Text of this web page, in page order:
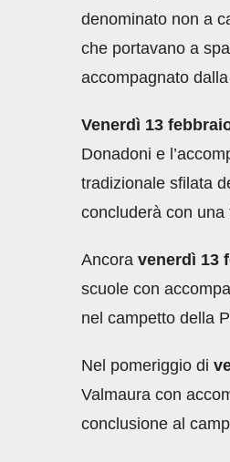
denominato non a
che portavano a
accompagnato dalla
Venerdì 13
Donadoni e
tradizionale sfilata
concluderà con una
Ancora venerdì 13
scuole con
nel campetto della
Nel pomeriggio di
Valmaura con
conclusione al